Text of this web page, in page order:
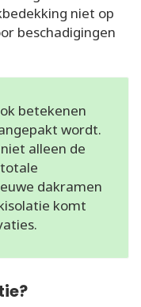
niet op
beschadigingen
betekenen
wordt.
alleen de
dakramen
komt